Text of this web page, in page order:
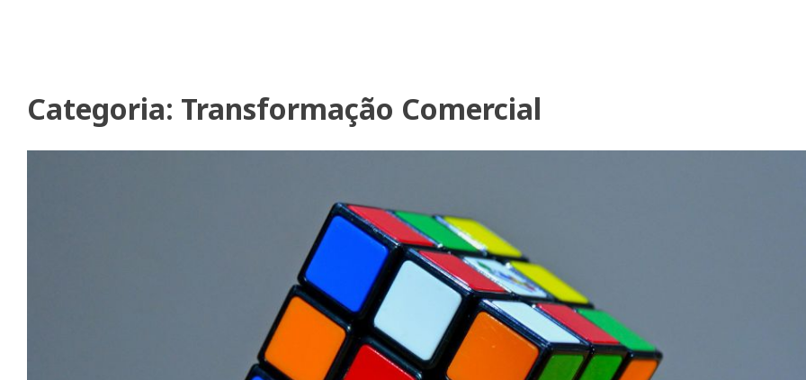
Categoria: Transformação Comercial